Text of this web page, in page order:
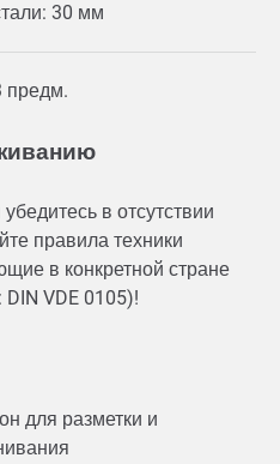
30 мм
предм.
в отсутствии
правила техники
в конкретной стране
VDE 0105)!
для разметки и